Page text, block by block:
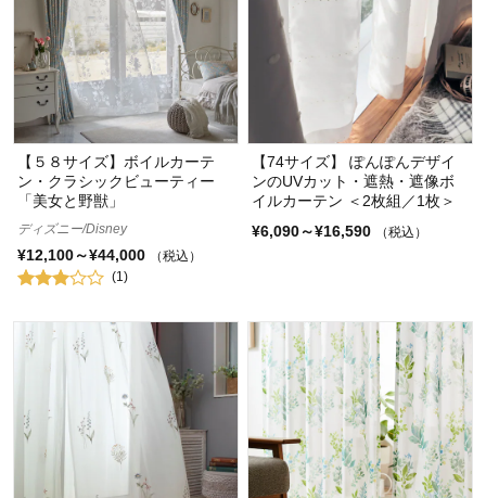
【５８サイズ】ボイルカーテ
ン・クラシックビューティー
「美女と野獣」
ディズニー/Disney
¥12,100～¥44,000
（税込）
(1)
【74サイズ】 ぽんぽんデザイ
ンのUVカット・遮熱・遮像ボ
イルカーテン ＜2枚組／1枚＞
¥6,090～¥16,590
（税込）